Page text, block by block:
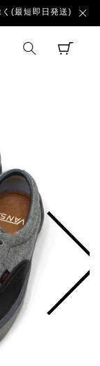
(最短即日発送)
TIME AFTER
CART